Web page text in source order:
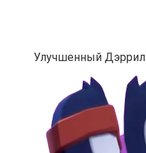
Улучшенный Дэррил